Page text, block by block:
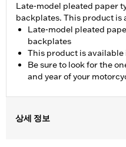
Late-model pleated paper
backplates. This product
Late-model pleated
backplates
This product is
Be sure to look for the
and year of your
상세 정보